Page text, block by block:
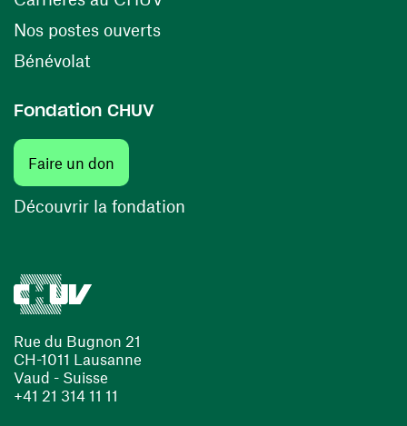
Rue du Bugnon 21
CH-1011 Lausanne
Vaud - Suisse
+41 21 314 11 11
Nos postes ouverts(ouvre une nouvelle fenêtre)
Bénévolat
Fondation CHUV
Faire un don
Découvrir la fondation